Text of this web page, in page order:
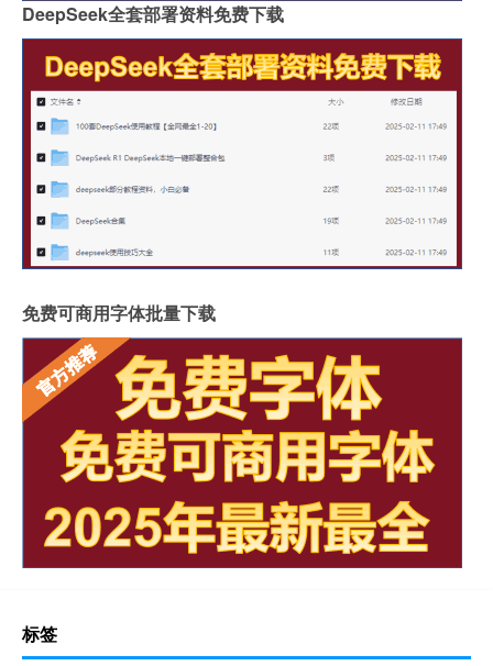
DeepSeek全套部署资料免费下载
免费可商用字体批量下载
标签